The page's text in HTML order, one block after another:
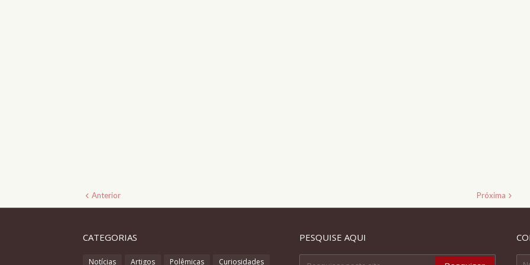
Anterior Próxima
CATEGORIAS
Notícias Artigos Polêmicas Curiosidades
PESQUISE AQUI